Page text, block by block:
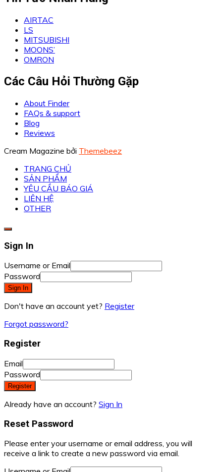
AIRTAC
LS
MITSUBISHI
MOONS’
OMRON
Các Câu Hỏi Thường Gặp
About Finder
FAQs & support
Blog
Reviews
Cream Magazine bởi Themebeez
TRANG CHỦ
SẢN PHẨM
YÊU CẦU BÁO GIÁ
LIÊN HỆ
OTHER
Sign In
Username or Email
Password
Sign In
Don't have an account yet? Register
Forgot password?
Register
Email
Password
Register
Already have an account? Sign In
Reset Password
Please enter your username or email address, you will
receive a link to create a new password via email.